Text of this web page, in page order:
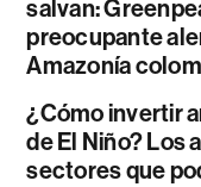
salvan:
preocupante
Amazonía
¿Cómo invertir
de El Niño? Los
sectores que